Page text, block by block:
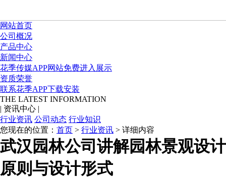
网站首页
公司概况
产品中心
新闻中心
花季传媒APP网站免费进入展示
资质荣誉
联系花季APP下载安装
THE LATEST INFORMATION
| 资讯中心 |
行业资讯 公司动态 行业知识
您现在的位置： 首页 > 行业资讯 > 详细内容
武汉园林公司讲解园林景观设计
原则与设计形式